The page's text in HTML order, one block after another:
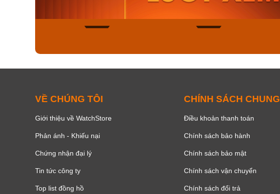
Mua ngay
VỀ CHÚNG TÔI
Giới thiệu về WatchStore
Phản ánh - Khiếu nại
Chứng nhận đại lý
Tin tức công ty
Top list đồng hồ
CHÍNH SÁCH CHUNG
Điều khoản thanh toán
Chính sách bảo hành
Chính sách bảo mật
Chính sách vận chuyển
Chính sách đổi trả